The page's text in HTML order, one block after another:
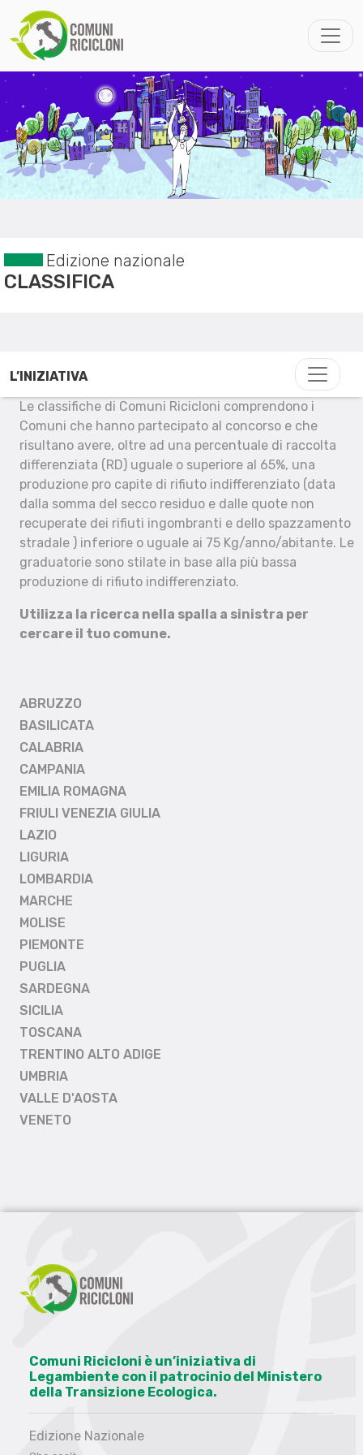
Edizione nazionale
CLASSIFICA
L’INIZIATIVA
Le classifiche di Comuni Ricicloni comprendono i
Comuni che hanno partecipato al concorso e che
risultano avere, oltre ad una percentuale di raccolta
differenziata (RD) uguale o superiore al 65%, una
produzione pro capite di rifiuto indifferenziato (data
dalla somma del secco residuo e dalle quote non
recuperate dei rifiuti ingombranti e dello spazzamento
stradale ) inferiore o uguale ai 75 Kg/anno/abitante. Le
graduatorie sono stilate in base alla più bassa
produzione di rifiuto indifferenziato.
Utilizza la ricerca nella spalla a sinistra per
cercare il tuo comune.
ABRUZZO
BASILICATA
CALABRIA
CAMPANIA
EMILIA ROMAGNA
FRIULI VENEZIA GIULIA
LAZIO
LIGURIA
LOMBARDIA
MARCHE
MOLISE
PIEMONTE
PUGLIA
SARDEGNA
SICILIA
TOSCANA
TRENTINO ALTO ADIGE
UMBRIA
VALLE D'AOSTA
VENETO
Comuni Ricicloni è un’iniziativa di
Legambiente con il patrocinio del Ministero
della Transizione Ecologica.
Edizione Nazionale